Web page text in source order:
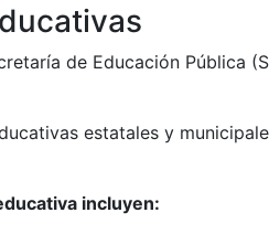
de Educación Pública
estatales y
incluyen: